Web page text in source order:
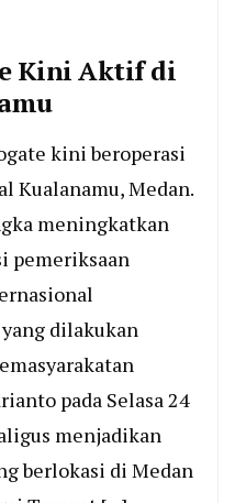
Kini Aktif di
kini beroperasi
Kualanamu, Medan.
meningkatkan
pemeriksaan
dilakukan
pada Selasa 24
menjadikan
berlokasi di Medan